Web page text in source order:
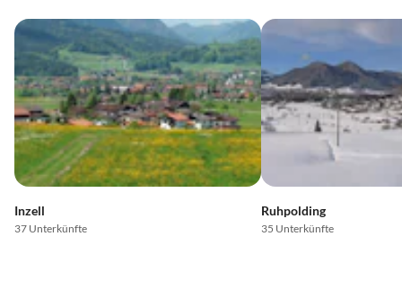
Inzell
37 Unterkünfte
Ruhpolding
35 Unterkünfte